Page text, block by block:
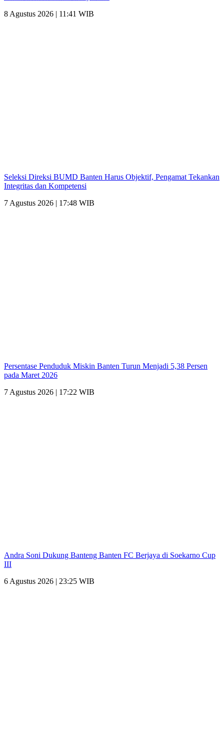
8 Agustus 2026 | 11:41 WIB
Seleksi Direksi BUMD Banten Harus Objektif, Pengamat Tekankan
Integritas dan Kompetensi
7 Agustus 2026 | 17:48 WIB
Persentase Penduduk Miskin Banten Turun Menjadi 5,38 Persen
pada Maret 2026
7 Agustus 2026 | 17:22 WIB
Andra Soni Dukung Banteng Banten FC Berjaya di Soekarno Cup
III
6 Agustus 2026 | 23:25 WIB